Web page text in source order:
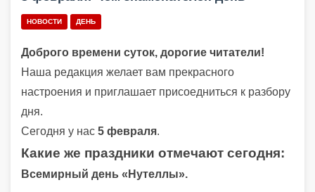
НОВОСТИ ДЕНЬ
Доброго времени суток, дорогие читатели!
Наша редакция желает вам прекрасного
настроения и приглашает присоедниться к разбору
дня.
Сегодня у нас 5 февраля.
Какие же праздники отмечают сегодня:
Всемирный день «Нутеллы».